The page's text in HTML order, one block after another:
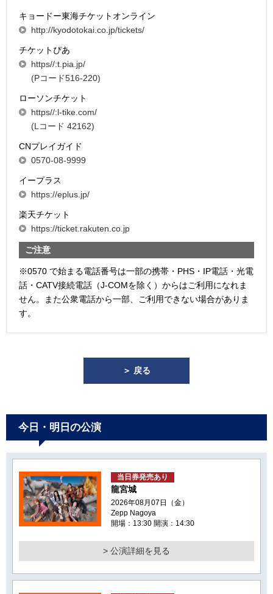
キョードー東海チケットオンライン
http://kyodotokai.co.jp/tickets/
チケットぴあ
https//:t.pia.jp/
(Pコード516-220)
ローソンチケット
https//:l-tike.com/
(Lコード 42162)
CNプレイガイド
0570-08-9999
イープラス
https://eplus.jp/
楽天チケット
https://ticket.rakuten.co.jp
ご注意
※0570 で始まる電話番号は一部の携帯・PHS・IP電話・光電
話・CATV接続電話（J-COMを除く）からはご利用になれま
せん。また公衆電話から一部、ご利用できない場合がありま
す。
＞ 戻る
今日・明日の公演
当日券発売あり
龍宮城
2026年08月07日（金）
Zepp Nagoya
開場：13:30 開演：14:30
> 公演詳細を見る